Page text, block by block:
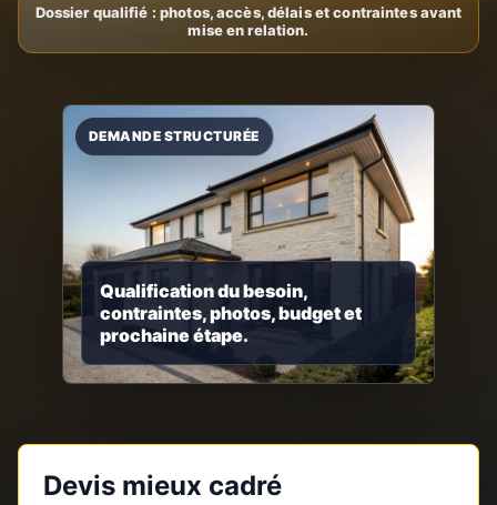
Qualification du besoin,
contraintes, photos, budget et
prochaine étape.
Devis mieux cadré